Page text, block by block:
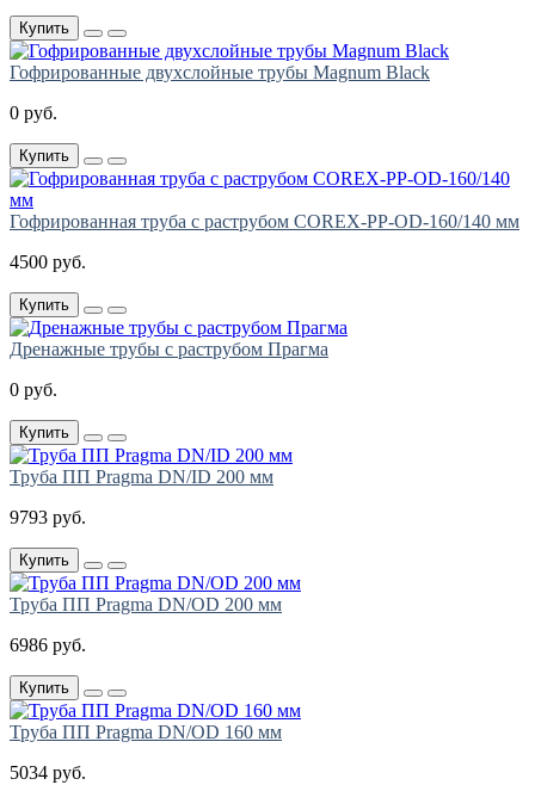
Купить
Гофрированные двухслойные трубы Magnum Black
0 руб.
Купить
Гофрированная труба с раструбом COREX-PP-OD-160/140 мм
4500 руб.
Купить
Дренажные трубы с раструбом Прагма
0 руб.
Купить
Труба ПП Pragma DN/ID 200 мм
9793 руб.
Купить
Труба ПП Pragma DN/OD 200 мм
6986 руб.
Купить
Труба ПП Pragma DN/OD 160 мм
5034 руб.